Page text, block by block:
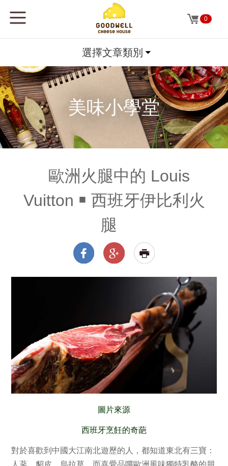
0
美味小學堂
選擇文章類別
歐洲火腿中的 Louis
Vuitton ￭ 西班牙伊比利火
腿
圖片來源
西班牙烹飪的奇葩
對於喜歡到中國大江南北遊歷的人，都知道東北有三寶：
人蔘、貂皮、烏拉草。而喜愛品嚐歐洲風味獨特乳酪的朋